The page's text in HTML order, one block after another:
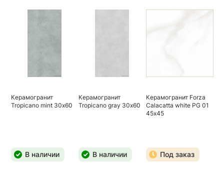
Керамогранит
Tropicano mint 30х60
В наличии
Керамогранит
Tropicano gray 30х60
В наличии
Керамогранит Forza
Calacatta white PG 01
45х45
Под заказ